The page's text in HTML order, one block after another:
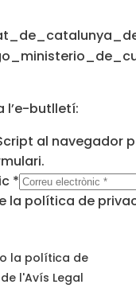
l’e-butlletí:
al navegador
*
la política de
la política de
l'Avís Legal